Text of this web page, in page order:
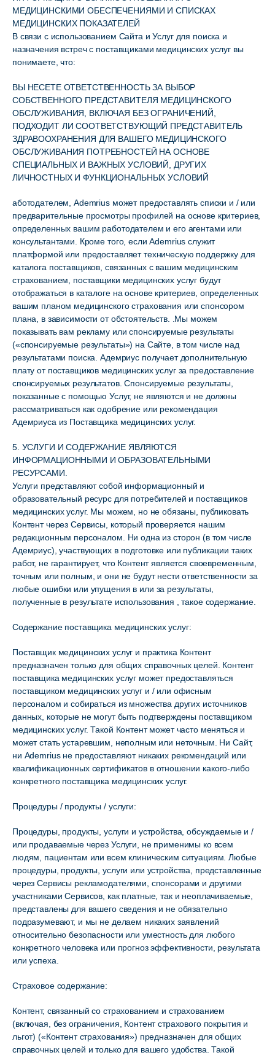
МЕДИЦИНСКИМИ ОБЕСПЕЧЕНИЯМИ И СПИСКАХ
МЕДИЦИНСКИХ ПОКАЗАТЕЛЕЙ
В связи с использованием Сайта и Услуг для поиска и
назначения встреч с поставщиками медицинских услуг вы
понимаете, что:
ВЫ НЕСЕТЕ ОТВЕТСТВЕННОСТЬ ЗА ВЫБОР
СОБСТВЕННОГО ПРЕДСТАВИТЕЛЯ МЕДИЦИНСКОГО
ОБСЛУЖИВАНИЯ, ВКЛЮЧАЯ БЕЗ ОГРАНИЧЕНИЙ,
ПОДХОДИТ ЛИ СООТВЕТСТВУЮЩИЙ ПРЕДСТАВИТЕЛЬ
ЗДРАВООХРАНЕНИЯ ДЛЯ ВАШЕГО МЕДИЦИНСКОГО
ОБСЛУЖИВАНИЯ ПОТРЕБНОСТЕЙ НА ОСНОВЕ
СПЕЦИАЛЬНЫХ И ВАЖНЫХ УСЛОВИЙ, ДРУГИХ
ЛИЧНОСТНЫХ И ФУНКЦИОНАЛЬНЫХ УСЛОВИЙ
аботодателем, Ademrius может предоставлять списки и / или
предварительные просмотры профилей на основе критериев,
определенных вашим работодателем и его агентами или
консультантами. Кроме того, если Ademrius служит
платформой или предоставляет техническую поддержку для
каталога поставщиков, связанных с вашим медицинским
страхованием, поставщики медицинских услуг будут
отображаться в каталоге на основе критериев, определенных
вашим планом медицинского страхования или спонсором
плана, в зависимости от обстоятельств. .Мы можем
показывать вам рекламу или спонсируемые результаты
(«спонсируемые результаты») на Сайте, в том числе над
результатами поиска. Адемриус получает дополнительную
плату от поставщиков медицинских услуг за предоставление
спонсируемых результатов. Спонсируемые результаты,
показанные с помощью Услуг, не являются и не должны
рассматриваться как одобрение или рекомендация
Адемриуса из Поставщика медицинских услуг.
5. УСЛУГИ И СОДЕРЖАНИЕ ЯВЛЯЮТСЯ
ИНФОРМАЦИОННЫМИ И ОБРАЗОВАТЕЛЬНЫМИ
РЕСУРСАМИ.
Услуги представляют собой информационный и
образовательный ресурс для потребителей и поставщиков
медицинских услуг. Мы можем, но не обязаны, публиковать
Контент через Сервисы, который проверяется нашим
редакционным персоналом. Ни одна из сторон (в том числе
Адемриус), участвующих в подготовке или публикации таких
работ, не гарантирует, что Контент является своевременным,
точным или полным, и они не будут нести ответственности за
любые ошибки или упущения в или за результаты,
полученные в результате использования , такое содержание.
Содержание поставщика медицинских услуг:
Поставщик медицинских услуг и практика Контент
предназначен только для общих справочных целей. Контент
поставщика медицинских услуг может предоставляться
поставщиком медицинских услуг и / или офисным
персоналом и собираться из множества других источников
данных, которые не могут быть подтверждены поставщиком
медицинских услуг. Такой Контент может часто меняться и
может стать устаревшим, неполным или неточным. Ни Сайт,
ни Ademrius не предоставляют никаких рекомендаций или
квалификационных сертификатов в отношении какого-либо
конкретного поставщика медицинских услуг.
Процедуры / продукты / услуги:
Процедуры, продукты, услуги и устройства, обсуждаемые и /
или продаваемые через Услуги, не применимы ко всем
людям, пациентам или всем клиническим ситуациям. Любые
процедуры, продукты, услуги или устройства, представленные
через Сервисы рекламодателями, спонсорами и другими
участниками Сервисов, как платные, так и неоплачиваемые,
представлены для вашего сведения и не обязательно
подразумевают, и мы не делаем никаких заявлений
относительно безопасности или уместность для любого
конкретного человека или прогноз эффективности, результата
или успеха.
Страховое содержание:
Контент, связанный со страхованием и страхованием
(включая, без ограничения, Контент страхового покрытия и
льгот) («Контент страхования») предназначен для общих
справочных целей и только для вашего удобства. Такой